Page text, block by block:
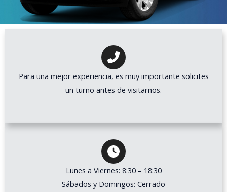
Para una mejor experiencia, es muy importante solicites
un turno antes de visitarnos.
Lunes a Viernes: 8:30 – 18:30
Sábados y Domingos: Cerrado